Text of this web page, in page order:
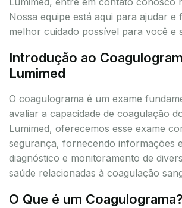
Nossa equipe está aqui para ajudar e
melhor cuidado possível para você e
Introdução ao
Lumimed
O coagulograma é um exame
avaliar a capacidade de coagulação
Lumimed, oferecemos esse exame
segurança, fornecendo informações
diagnóstico e monitoramento de
saúde relacionadas à coagulação
O Que é um Coagulograma?